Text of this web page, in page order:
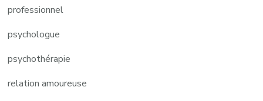
professionnel
psychologue
psychothérapie
relation amoureuse